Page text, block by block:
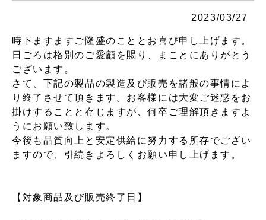
2023/03/27
時下ますますご隆盛のこととお喜び申し上げます。
日ごろは格別のご愛顧を賜り、まことにありがとう
ございます。
さて、下記の製品の製造及び販売を諸般の事情によ
り終了させて頂きます。お客様には大変ご迷惑をお
掛けすることと存じますが、何卒ご理解頂きますよ
うにお願い致します。
今後も品質向上と安定供給に努力する所存でござい
ますので、引続きよろしくお願い申し上げます。
【対象商品及び販売終了日】